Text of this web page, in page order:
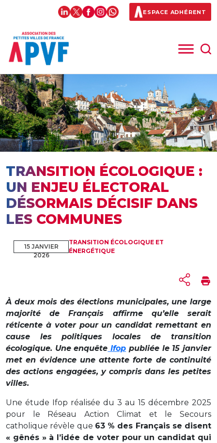
ESPACE ADHÉRENT
TRANSITION ÉCOLOGIQUE :
UN ENJEU ÉLECTORAL
DÉSORMAIS DÉCISIF DANS
LES COMMUNES
15 JANVIER
2026
TRANSITION ÉCOLOGIQUE ET
ÉNERGÉTIQUE
À deux mois des élections municipales, une large
majorité de Français affirme qu’elle serait
réticente à voter pour un candidat remettant en
cause les politiques locales de transition
écologique. Une enquête Ifop publiée le 15 janvier
met en évidence une attente forte de continuité
des actions engagées, y compris dans les petites
villes.
Une étude Ifop réalisée du 3 au 15 décembre 2025
pour le Réseau Action Climat et le Secours
catholique révèle que 63 % des Français se disent
« gênés » à l’idée de voter pour un candidat qui